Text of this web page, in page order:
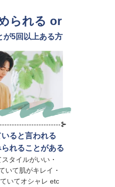
られる or
が5回以上ある方
⊱
ると言われる
れることがある
タイルがいい・
いて肌がキレイ・
いてオシャレ etc